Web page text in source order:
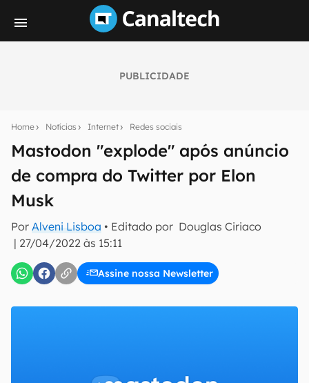
PUBLICIDADE
Home Notícias Internet Redes sociais
Mastodon "explode" após anúncio
de compra do Twitter por Elon
Musk
Por Alveni Lisboa • Editado por Douglas Ciriaco
| 27/04/2022 às 15:11
Assine nossa Newsletter
notícias e reviews sobre tecnologia em primeira
mão.
E-mail
inscreva-se
Confirmo que li, aceito e concordo com os Termos de
Uso e Política de Privacidade do Canaltech.